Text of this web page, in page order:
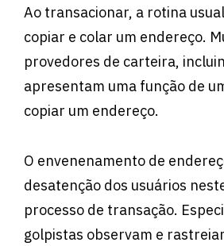
Ao transacionar, a rotina
copiar e colar um endereço.
provedores de carteira,
apresentam uma função de
copiar um endereço.
O envenenamento de
desatenção dos usuários
processo de transação.
golpistas observam e